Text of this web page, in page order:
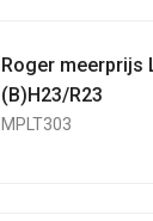
Roger meerprijs
(B)H23/R23
MPLT303